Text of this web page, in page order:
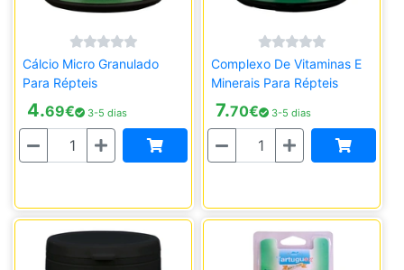
Cálcio Micro Granulado
Para Répteis
4.69€ 3-5 dias
Quantidade
Complexo De Vitaminas E
Minerais Para Répteis
7.70€ 3-5 dias
Quantidade